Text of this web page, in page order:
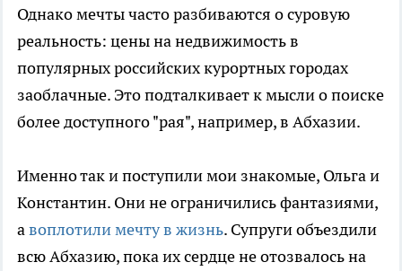
Однако мечты часто разбиваются о суровую
реальность: цены на недвижимость в
популярных российских курортных городах
заоблачные. Это подталкивает к мысли о поиске
более доступного "рая", например, в Абхазии.
Именно так и поступили мои знакомые, Ольга и
Константин. Они не ограничились фантазиями,
авоплотили мечту в жизнь. Супруги объездили
всю Абхазию, пока их сердце не отозвалось на